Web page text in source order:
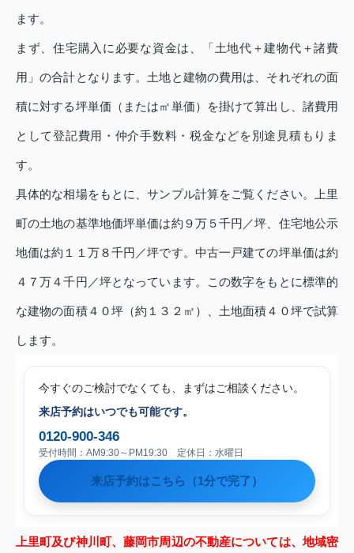
ます。
まず、住宅購入に必要な資金は、「土地代＋建物代＋諸費
用」の合計となります。土地と建物の費用は、それぞれの面
積に対する坪単価（または㎡単価）を掛けて算出し、諸費用
として登記費用・仲介手数料・税金などを別途見積もりま
す。
具体的な相場をもとに、サンプル計算をご覧ください。上里
町の土地の基準地価坪単価は約９万５千円／坪、住宅地公示
地価は約１１万８千円／坪です。中古一戸建ての坪単価は約
４７万４千円／坪となっています。この数字をもとに標準的
な建物の面積４０坪（約１３２㎡）、土地面積４０坪で試算
します。
今すぐのご検討でなくても、まずはご相談ください。
来店予約はいつでも可能です。
0120-900-346
受付時間：AM9:30～PM19:30 定休日：水曜日
来店予約はこちら（1分で完了）
上里町及び神川町、藤岡市周辺の不動産については、地域密